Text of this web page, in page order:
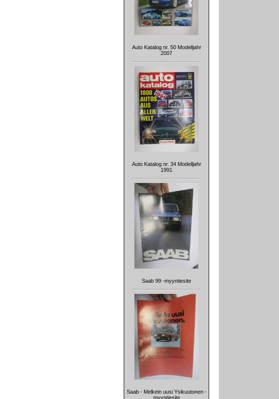
Auto Katalog nr. 50 Modelljahr
2007
Auto Katalog nr. 34 Modelljahr
1991
Saab 99 -myyntiesite
Saab - Melkein uusi Ysikuutonen -
myyntiesite